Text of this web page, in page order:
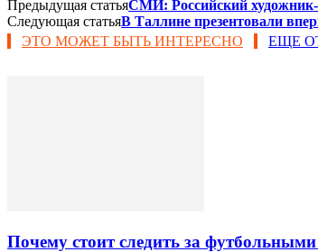
Предыдущая статьяСМИ: Российский
Следующая статьяВ Таллине презентовали
ЭТО МОЖЕТ БЫТЬ ИНТЕРЕСНО
ЕЩЕ
Почему стоит следить за